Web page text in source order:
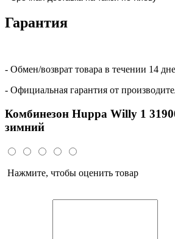
Гарантия
- Обмен/возврат товара в течении 14
- Официальная гарантия от
Комбинезон Huppa Willy 1
зимний
Нажмите, чтобы оценить товар